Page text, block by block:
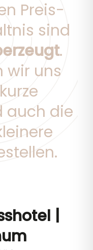
Preis-
sind
.
wir uns
auch die
|